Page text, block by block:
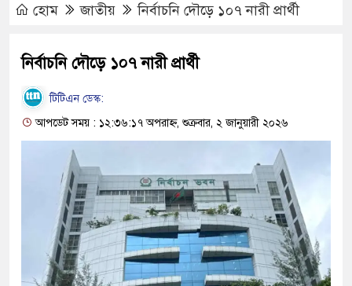
হোম জাতীয় নির্বাচনি দৌড়ে ১০৭ নারী প্রার্থী
নির্বাচনি দৌড়ে ১০৭ নারী প্রার্থী
টিটিএন ডেস্ক:
আপডেট সময় : ১২:৩৬:১৭ অপরাহ্ন, শুক্রবার, ২ জানুয়ারী ২০২৬